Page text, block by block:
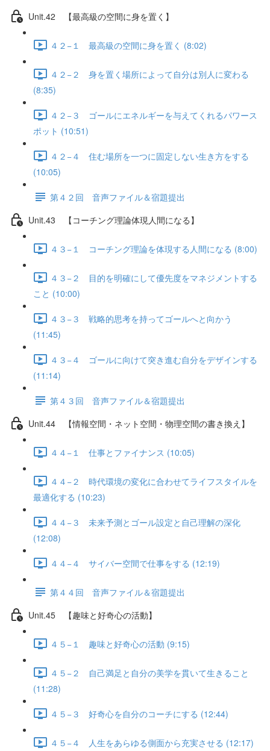
Unit.42 【最高級の空間に身を置く】
４２−１ 最高級の空間に身を置く (8:02)
４２−２ 身を置く場所によって自分は別人に変わる
(8:35)
４２−３ ゴールにエネルギーを与えてくれるパワース
ポット (10:51)
４２−４ 住む場所を一つに固定しない生き方をする
(10:05)
第４２回 音声ファイル＆宿題提出
Unit.43 【コーチング理論体現人間になる】
４３−１ コーチング理論を体現する人間になる (8:00)
４３−２ 目的を明確にして優先度をマネジメントする
こと (10:00)
４３−３ 戦略的思考を持ってゴールへと向かう
(11:45)
４３−４ ゴールに向けて突き進む自分をデザインする
(11:14)
第４３回 音声ファイル＆宿題提出
Unit.44 【情報空間・ネット空間・物理空間の書き換え】
４４−１ 仕事とファイナンス (10:05)
４４−２ 時代環境の変化に合わせてライフスタイルを
最適化する (10:23)
４４−３ 未来予測とゴール設定と自己理解の深化
(12:08)
４４−４ サイバー空間で仕事をする (12:19)
第４４回 音声ファイル＆宿題提出
Unit.45 【趣味と好奇心の活動】
４５−１ 趣味と好奇心の活動 (9:15)
４５−２ 自己満足と自分の美学を貫いて生きること
(11:28)
４５−３ 好奇心を自分のコーチにする (12:44)
４５−４ 人生をあらゆる側面から充実させる (12:17)